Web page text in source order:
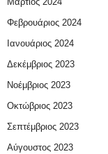
Φεβρουάριος 2024
Ιανουάριος 2024
Δεκέμβριος 2023
Νοέμβριος 2023
Οκτώβριος 2023
Σεπτέμβριος 2023
Αύγουστος 2023